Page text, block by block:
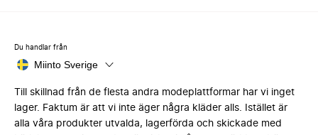
Du handlar från
Miinto Sverige
Till skillnad från de flesta andra modeplattformar har vi inget
lager. Faktum är att vi inte äger några kläder alls. Istället är
alla våra produkter utvalda, lagerförda och skickade med